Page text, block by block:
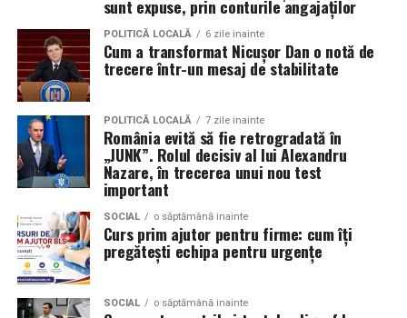
Tranziția verde și digitală nu este un obstacol, ci cea mai
mare oportunitate de dezvoltare pentru tinerii din Sud-
Muntenia. O calificare care combină practica meseriei cu
tehnologia modernă garantează o poziție competitivă
pe piața muncii și deschide uși către angajatori de top
din întreaga regiune.
Pregătește-te pentru joburile
viitorului alături de noi!
Ești un tânăr din județele Argeș, Prahova, Călărași,
Dâmbovița, Teleorman, Giurgiu sau Ialomița și vrei să
înveți o meserie adaptată cerințelor moderne? Înscrie-
Festivalul ramane deschis partial pana la ora 05:00
dimineata.
Cum ajungi la Summer Well
Autobuz
Cursele speciale pleaca din Bucuresti, din apropierea
statiei de metrou Straulesti, la intervale de aproximativ
15–30 de minute.
Primele plecari:
Vineri – 15:30
Sambata si duminica – 13:30
sunt expuse, prin conturile angajaților
POLITICĂ LOCALĂ 6 zile inainte
Cum a transformat Nicușor Dan o notă de
trecere într-un mesaj de stabilitate
POLITICĂ LOCALĂ 7 zile inainte
România evită să fie retrogradată în
„JUNK”. Rolul decisiv al lui Alexandru
Nazare, în trecerea unui nou test
important
SOCIAL o săptămână inainte
Curs prim ajutor pentru firme: cum îți
pregătești echipa pentru urgențe
SOCIAL o săptămână inainte